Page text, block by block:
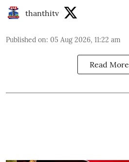
thanthitv
Published on: 05 Aug 2026, 11:22 am
Read More